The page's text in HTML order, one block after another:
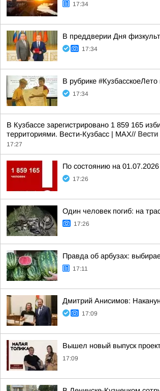
17:34
В преддверии Дня
17:34
В рубрике
17:34
В Кузбассе зарегистрировано 1 859 165
территориями. Вести-Кузбасс | MAX// Вести
17:27
По состоянию на
17:26
Один человек погиб: на
17:26
Правда об арбузах:
17:11
Дмитрий Анисимов:
17:09
Вышел новый выпуск
17:09